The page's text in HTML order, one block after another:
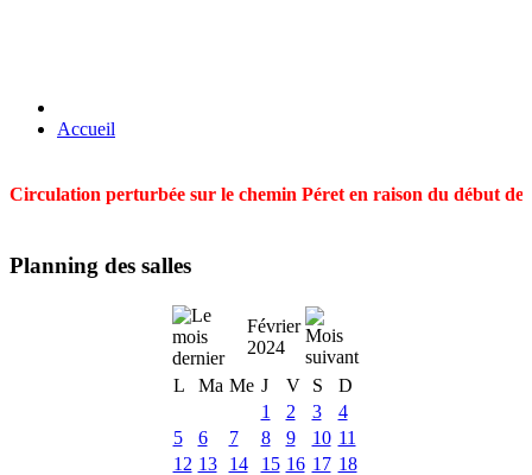
Accueil
Circulation perturbée sur le chemin Péret en raison du début
Planning des salles
Février
2024
L
Ma Me J V S
D
1
2 3
4
5
6 7 8 9 10 11
12 13 14 15 16 17 18